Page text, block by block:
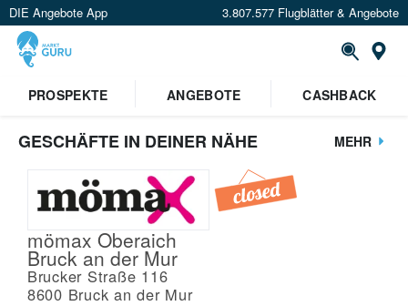
DIE Angebote App 3.807.577 Flugblätter & Angebote
PROSPEKTE
ANGEBOTE CASHBACK
GESCHÄFTE IN DEINER NÄHE MEHR
mömax Oberaich
Bruck an der Mur
Brucker Straße 116
8600 Bruck an der Mur